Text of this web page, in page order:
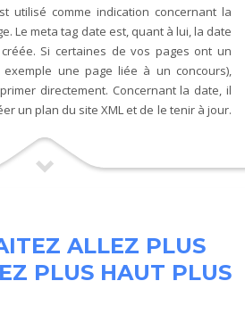
utilisé comme indication concernant la
Le meta tag date est, quant à lui, la date
Si certaines de vos pages ont un
une page liée à un concours),
directement. Concernant la date, il
un plan du site XML et de le tenir à jour.
ALLEZ PLUS
PLUS HAUT PLUS